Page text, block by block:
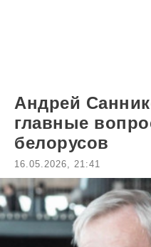
Андрей
главные
белорусов
16.05.2026, 21:41